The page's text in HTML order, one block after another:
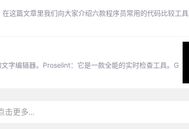
这篇文章里我们向大家介绍六款程序员常用的代码比较工具
字编辑器。Proselint：它是一款全能的实时检查工具。G
击更多...